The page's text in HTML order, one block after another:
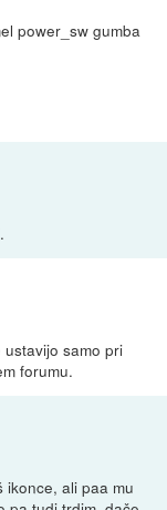
power_sw gumba
samo pri
forumu.
ikonce, ali paa mu